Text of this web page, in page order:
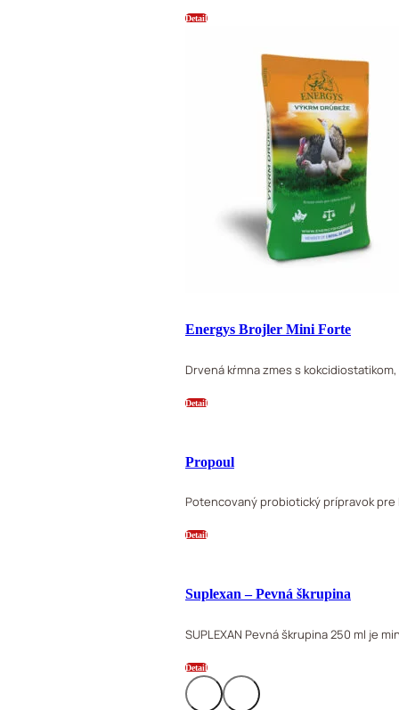
Detail
Energys Brojler Mini Forte
Drvená kŕmna zmes s
Detail
Propoul
Potencovaný probiotický prípravok
Detail
Suplexan – Pevná škrupina
SUPLEXAN Pevná škrupina 250 ml je
Detail